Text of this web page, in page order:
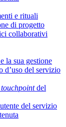
e rituali
di progetto
collaborativi
la sua gestione
d’uso del servizio
touchpointdel
del servizio